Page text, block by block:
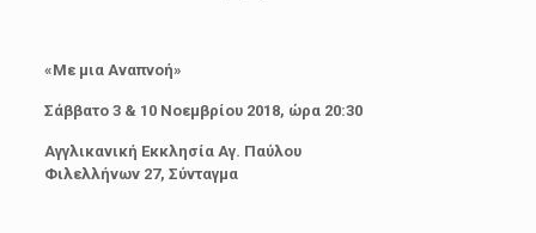
«Με μια Αναπνοή»
Σάββατο 3 & 10 Νοεμβρίου 2018, ώρα 20:30
Αγγλικανική Εκκλησία Αγ. Παύλου
Φιλελλήνων 27, Σύνταγμα